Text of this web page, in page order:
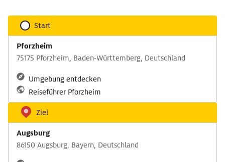
Start
Pforzheim
75175 Pforzheim, Baden-Württemberg, Deutschland
Umgebung entdecken
Reiseführer Pforzheim
Ziel
Augsburg
86150 Augsburg, Bayern, Deutschland